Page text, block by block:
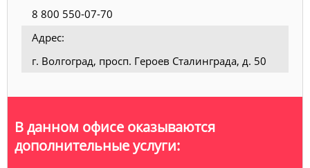
8 800 550-07-70
Адрес:
г. Волгоград, просп. Героев Сталинграда, д. 50
В данном офисе оказываются
дополнительные услуги: